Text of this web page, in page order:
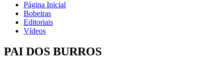
Página Inicial
Bobeiras
Editoriais
Vídeos
PAI DOS BURROS